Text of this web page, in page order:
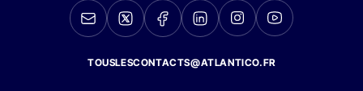
TOUSLESCONTACTS@ATLANTICO.FR